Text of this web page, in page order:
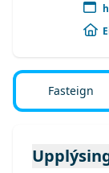
Fasteign